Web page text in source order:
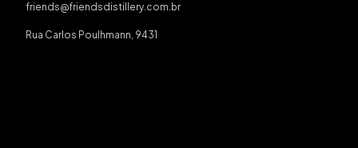
friends@friendsdistillery.com.br
Rua Carlos Poulhmann, 9431